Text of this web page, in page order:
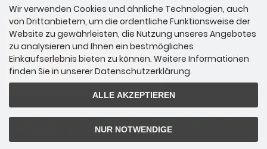
weisen bequem nach Erhalt der Ware direkt an PayPal. Sie benötige
Wir verwenden Cookies und ähnliche Technologien, auch
von Drittanbietern, um die ordentliche Funktionsweise der
Website zu gewährleisten, die Nutzung unseres Angebotes
zu analysieren und Ihnen ein bestmögliches
Einkaufserlebnis bieten zu können. Weitere Informationen
finden Sie in unserer Datenschutzerklärung.
ALLE AKZEPTIEREN
NUR NOTWENDIGE